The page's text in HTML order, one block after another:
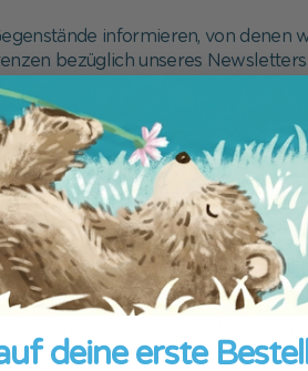
informieren, von denen
bezüglich unseres
("Servicemeldungen"),
zu erinnern
aufgegeben haben, zu erfassen
Team zu erfassen
zu handeln. Bitte beachten Sie
wirksam werden.
deine erste